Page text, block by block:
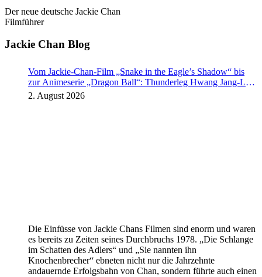
Der neue deutsche Jackie Chan
Filmführer
Jackie Chan Blog
Vom Jackie-Chan-Film „Snake in the Eagle’s Shadow“ bis
zur Animeserie „Dragon Ball“: Thunderleg Hwang Jang-Lee
tritt globale Rechteoffensive los
2. August 2026
Die Einfüsse von Jackie Chans Filmen sind enorm und waren
es bereits zu Zeiten seines Durchbruchs 1978. „Die Schlange
im Schatten des Adlers“ und „Sie nannten ihn
Knochenbrecher“ ebneten nicht nur die Jahrzehnte
andauernde Erfolgsbahn von Chan, sondern führte auch einen